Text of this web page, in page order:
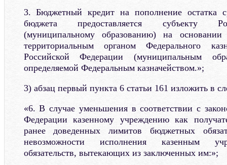
3. Бюджетный кредит на пополнение остатка
бюджета предоставляется субъекту
(муниципальному образованию) на основании
территориальным органом Федерального
Российской Федерации (муниципальным
определяемой Федеральным казначейством.»;
3) абзац первый пункта 6 статьи 161 изложить в
«6. В случае уменьшения в соответствии с
Федерации казенному учреждению как
ранее доведенных лимитов бюджетных
невозможности исполнения казенным
обязательств, вытекающих из заключенных им:»;